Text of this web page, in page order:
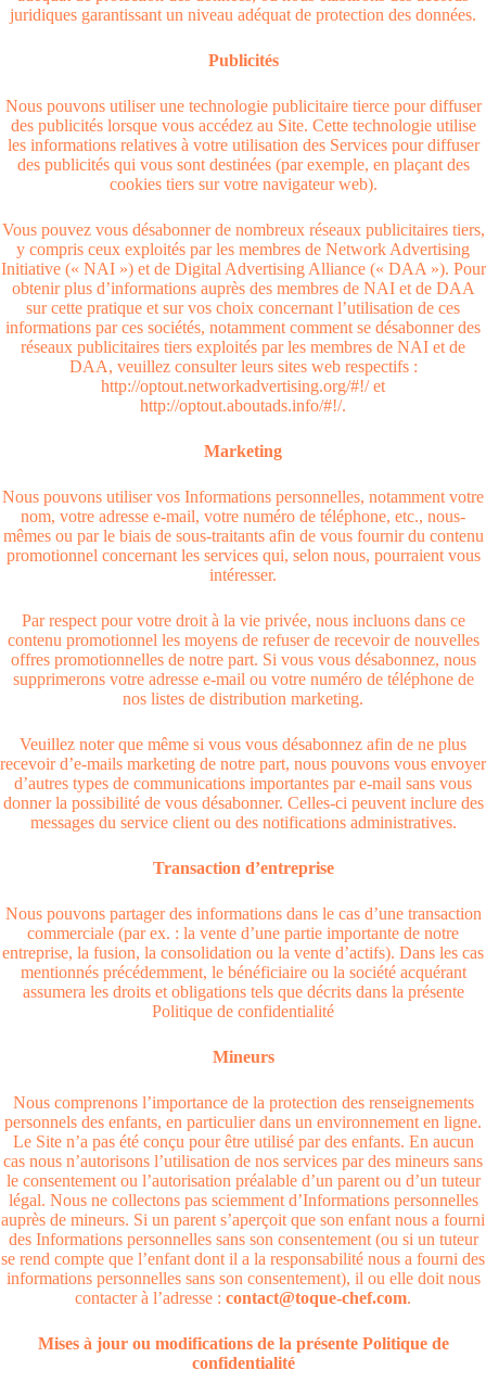
juridiques garantissant un niveau adéquat de protection des données.
Publicités
Nous pouvons utiliser une technologie publicitaire tierce pour diffuser
des publicités lorsque vous accédez au Site. Cette technologie utilise
les informations relatives à votre utilisation des Services pour diffuser
des publicités qui vous sont destinées (par exemple, en plaçant des
cookies tiers sur votre navigateur web).
Vous pouvez vous désabonner de nombreux réseaux publicitaires tiers,
y compris ceux exploités par les membres de Network Advertising
Initiative (« NAI ») et de Digital Advertising Alliance (« DAA »). Pour
obtenir plus d’informations auprès des membres de NAI et de DAA
sur cette pratique et sur vos choix concernant l’utilisation de ces
informations par ces sociétés, notamment comment se désabonner des
réseaux publicitaires tiers exploités par les membres de NAI et de
DAA, veuillez consulter leurs sites web respectifs :
http://optout.networkadvertising.org/#!/ et
http://optout.aboutads.info/#!/.
Marketing
Nous pouvons utiliser vos Informations personnelles, notamment votre
nom, votre adresse e-mail, votre numéro de téléphone, etc., nous-
mêmes ou par le biais de sous-traitants afin de vous fournir du contenu
promotionnel concernant les services qui, selon nous, pourraient vous
intéresser.
Par respect pour votre droit à la vie privée, nous incluons dans ce
contenu promotionnel les moyens de refuser de recevoir de nouvelles
offres promotionnelles de notre part. Si vous vous désabonnez, nous
supprimerons votre adresse e-mail ou votre numéro de téléphone de
nos listes de distribution marketing.
Veuillez noter que même si vous vous désabonnez afin de ne plus
recevoir d’e-mails marketing de notre part, nous pouvons vous envoyer
d’autres types de communications importantes par e-mail sans vous
donner la possibilité de vous désabonner. Celles-ci peuvent inclure des
messages du service client ou des notifications administratives.
Transaction d’entreprise
Nous pouvons partager des informations dans le cas d’une transaction
commerciale (par ex. : la vente d’une partie importante de notre
entreprise, la fusion, la consolidation ou la vente d’actifs). Dans les cas
mentionnés précédemment, le bénéficiaire ou la société acquérant
assumera les droits et obligations tels que décrits dans la présente
Politique de confidentialité
Mineurs
Nous comprenons l’importance de la protection des renseignements
personnels des enfants, en particulier dans un environnement en ligne.
Le Site n’a pas été conçu pour être utilisé par des enfants. En aucun
cas nous n’autorisons l’utilisation de nos services par des mineurs sans
le consentement ou l’autorisation préalable d’un parent ou d’un tuteur
légal. Nous ne collectons pas sciemment d’Informations personnelles
auprès de mineurs. Si un parent s’aperçoit que son enfant nous a fourni
des Informations personnelles sans son consentement (ou si un tuteur
se rend compte que l’enfant dont il a la responsabilité nous a fourni des
informations personnelles sans son consentement), il ou elle doit nous
contacter à l’adresse : contact@toque-chef.com.
Mises à jour ou modifications de la présente Politique de
confidentialité